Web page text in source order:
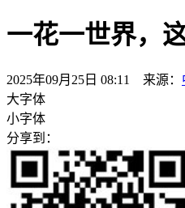
一花一世界，
2025年09月25日 08:11 来源：
大字体
小字体
分享到：